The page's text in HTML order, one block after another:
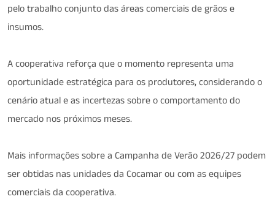
pelo trabalho conjunto das áreas comerciais de grãos e
insumos.
A cooperativa reforça que o momento representa uma
oportunidade estratégica para os produtores, considerando o
cenário atual e as incertezas sobre o comportamento do
mercado nos próximos meses.
Mais informações sobre a Campanha de Verão 2026/27 podem
ser obtidas nas unidades da Cocamar ou com as equipes
comerciais da cooperativa.